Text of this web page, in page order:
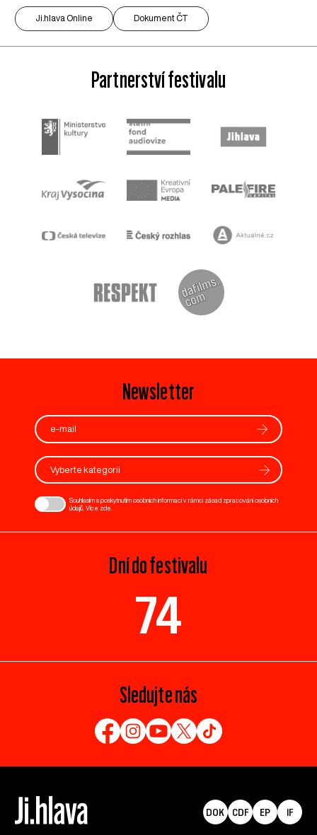
Ji.hlava Online Dokument ČT
Partnerství festivalu
Newsletter
Vyberte kategorii
Souhlasím s poskytnutím osobních informací v rámci zásad zpracování osobních
údajů. Více zde
Dní do festivalu
74
Sledujte nás
DOK CDF EP IF